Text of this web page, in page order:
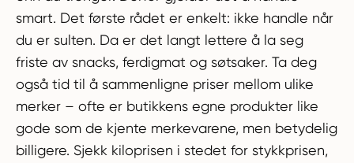
smart. Det første rådet er enkelt: ikke handle når
du er sulten. Da er det langt lettere å la seg
friste av snacks, ferdigmat og søtsaker. Ta deg
også tid til å sammenligne priser mellom ulike
merker – ofte er butikkens egne produkter like
gode som de kjente merkevarene, men betydelig
billigere. Sjekk kiloprisen i stedet for stykkprisen,